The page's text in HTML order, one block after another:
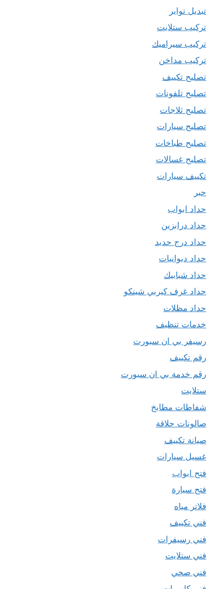
تبديل تواير
تركيب ستلايت
تركيب سيراميك
تركيب مداخن
تصليح تكييف
تصليح تلفونات
تصليح ثلاجات
تصليح سيارات
تصليح طباخات
تصليح غسالات
تكييف سيارات
حبر
حداد ابواب
حداد درابزين
حداد درج حديد
حداد ديوانيات
حداد شبابيك
حداد غرف كيربي شينكو
حداد مظلات
خدمات تنظيف
رسيفر بي ان سبورت
رقم تكييف
رقم خدمة بي ان سبورت
ستلايت
شفاطات مطابخ
صالونات حلاقة
صيانة تكييف
غسيل سيارات
فتح ابواب
فتح سيارة
فلاتر مياه
فني تكييف
فني رسيفرات
فني ستلايت
فني صحي